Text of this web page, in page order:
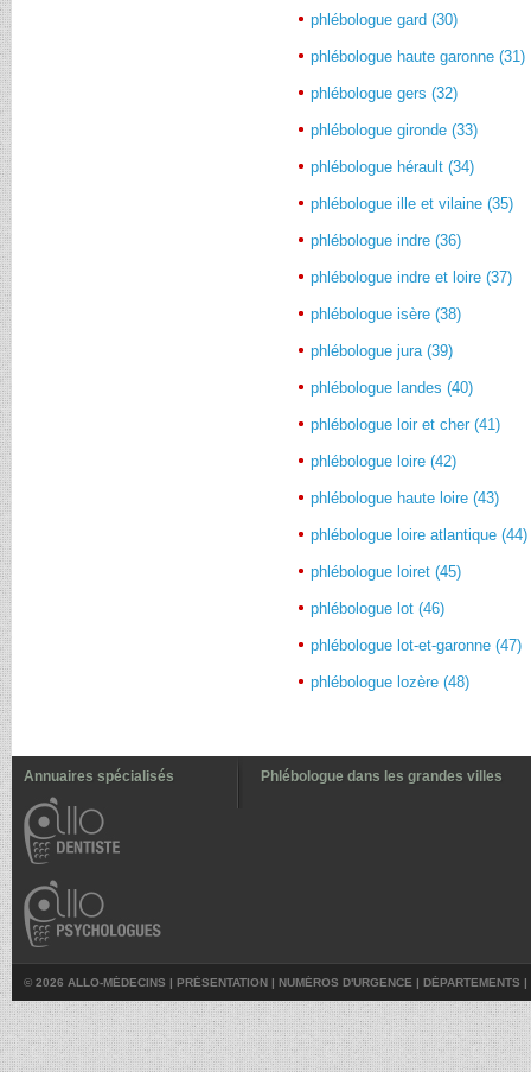
phlébologue gard (30)
phlébologue haute garonne (31)
phlébologue gers (32)
phlébologue gironde (33)
phlébologue hérault (34)
phlébologue ille et vilaine (35)
phlébologue indre (36)
phlébologue indre et loire (37)
phlébologue isère (38)
phlébologue jura (39)
phlébologue landes (40)
phlébologue loir et cher (41)
phlébologue loire (42)
phlébologue haute loire (43)
phlébologue loire atlantique (44)
phlébologue loiret (45)
phlébologue lot (46)
phlébologue lot-et-garonne (47)
phlébologue lozère (48)
Annuaires spécialisés Phlébologue dans les grandes villes
© 2026 ALLO-MÉDECINS | PRÉSENTATION | NUMÉROS D'URGENCE | DÉPARTEMENTS |